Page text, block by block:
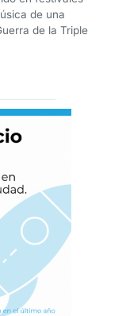
de una
de la Triple